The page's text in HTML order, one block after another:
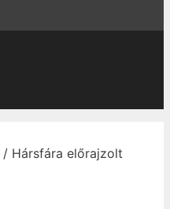
/ Hársfára előrajzolt